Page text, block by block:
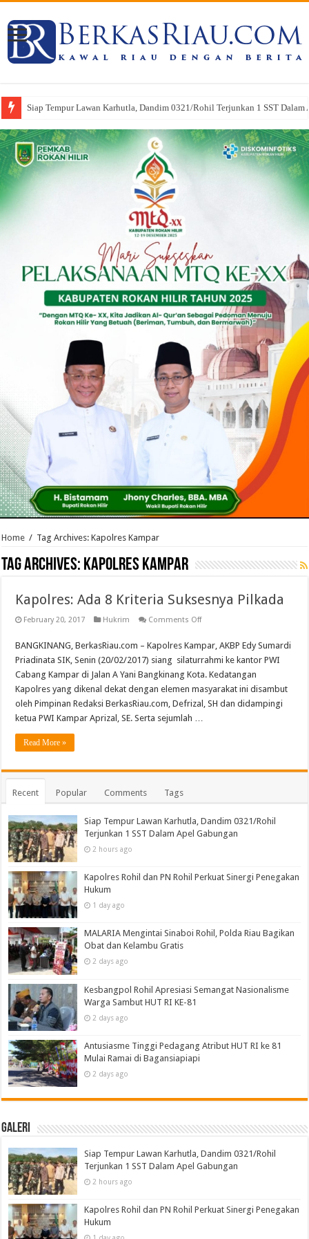
Siap Tempur Lawan Karhutla, Dandim 0321/Rohil Terjunkan 1 SST Dalam
Home / Tag Archives: Kapolres Kampar
Tag Archives: Kapolres Kampar
Kapolres: Ada 8 Kriteria Suksesnya Pilkada
February 20, 2017 Hukrim Comments Offon
8
Kriteria
Suksesnya
Pilkada
BANGKINANG, BerkasRiau.com – Kapolres Kampar, AKBP Edy Sumardi
Priadinata SIK, Senin (20/02/2017) siang silaturrahmi ke kantor PWI
Cabang Kampar di Jalan A Yani Bangkinang Kota. Kedatangan
Kapolres yang dikenal dekat dengan elemen masyarakat ini disambut
oleh Pimpinan Redaksi BerkasRiau.com, Defrizal, SH dan didampingi
ketua PWI Kampar Aprizal, SE. Serta sejumlah …
Read More »
Recent Popular Comments Tags
Siap Tempur Lawan Karhutla, Dandim 0321/Rohil
Terjunkan 1 SST Dalam Apel Gabungan
2 hours ago
Kapolres Rohil dan PN Rohil Perkuat Sinergi Penegakan
Hukum
1 day ago
MALARIA Mengintai Sinaboi Rohil, Polda Riau Bagikan
Obat dan Kelambu Gratis
2 days ago
Kesbangpol Rohil Apresiasi Semangat Nasionalisme
Warga Sambut HUT RI KE-81
2 days ago
Antusiasme Tinggi Pedagang Atribut HUT RI ke 81
Mulai Ramai di Bagansiapiapi
2 days ago
Galeri
Siap Tempur Lawan Karhutla, Dandim 0321/Rohil
Terjunkan 1 SST Dalam Apel Gabungan
2 hours ago
Kapolres Rohil dan PN Rohil Perkuat Sinergi Penegakan
Hukum